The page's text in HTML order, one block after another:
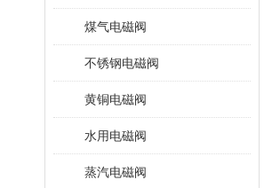
煤气电磁阀
不锈钢电磁阀
黄铜电磁阀
水用电磁阀
蒸汽电磁阀